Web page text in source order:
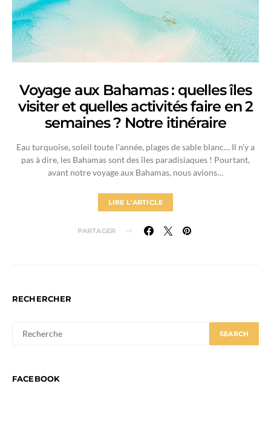
Voyage aux Bahamas : quelles îles
visiter et quelles activités faire en 2
semaines ? Notre itinéraire
Eau turquoise, soleil toute l’année, plages de sable blanc… Il n’y a
pas à dire, les Bahamas sont des îles paradisiaques ! Pourtant,
avant notre voyage aux Bahamas, nous avions…
LIRE L'ARTICLE
PARTAGER
RECHERCHER
FOR:
SEARCH
FACEBOOK